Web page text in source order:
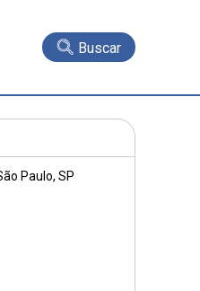
Buscar
Paulo, SP